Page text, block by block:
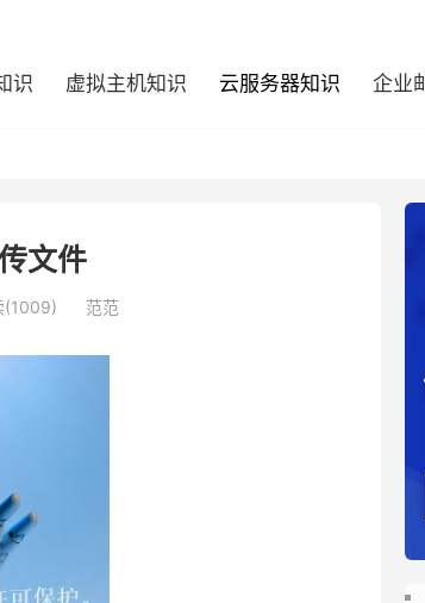
识 虚拟主机知识 云服务器知识 企业
文件
(1009) 范范